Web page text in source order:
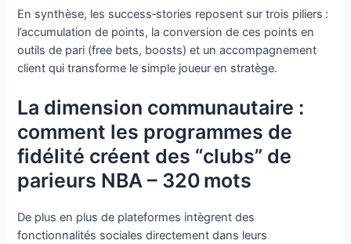
En synthèse, les success‑stories reposent sur trois piliers :
l’accumulation de points, la conversion de ces points en
outils de pari (free bets, boosts) et un accompagnement
client qui transforme le simple joueur en stratège.
La dimension communautaire :
comment les programmes de
fidélité créent des “clubs” de
parieurs NBA – 320 mots
De plus en plus de plateformes intègrent des
fonctionnalités sociales directement dans leurs